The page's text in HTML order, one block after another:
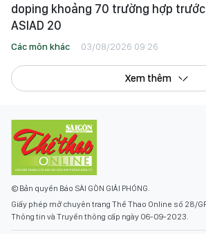
doping khoảng 70 trường hợp trước
ASIAD 20
Các môn khác 03/08/2026 09:26
Xem thêm
© Bản quyền Báo SÀI GÒN GIẢI PHÓNG.
Giấy phép mở chuyên trang Thể Thao Online số 28/
Thông tin và Truyền thông cấp ngày 06-09-2023.